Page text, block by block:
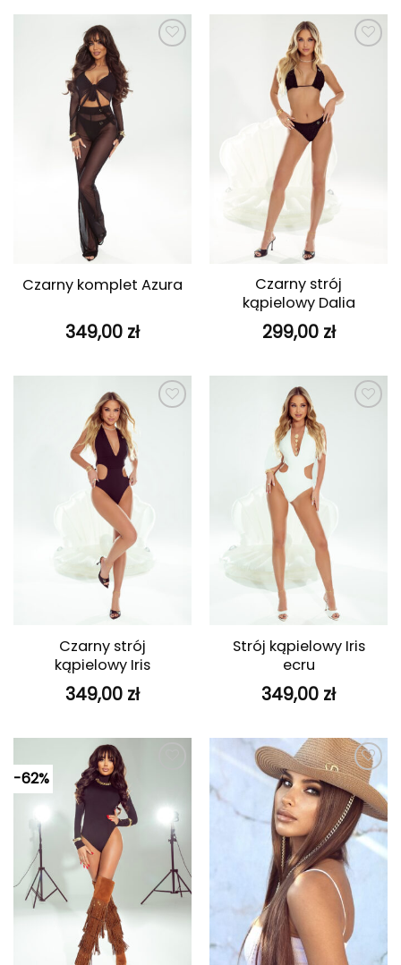
349,00 zł.199,00 zł.
ulubionych
Czarny komplet Azura
349,00 zł
ulubionych
Czarny strój
kąpielowy Dalia
299,00 zł
Dodaj do
ulubionych
Czarny strój
kąpielowy Iris
349,00 zł
ulubionych
Strój kąpielowy Iris
ecru
349,00 zł
-62%
ulubionych
Dodaj do
ulubionych